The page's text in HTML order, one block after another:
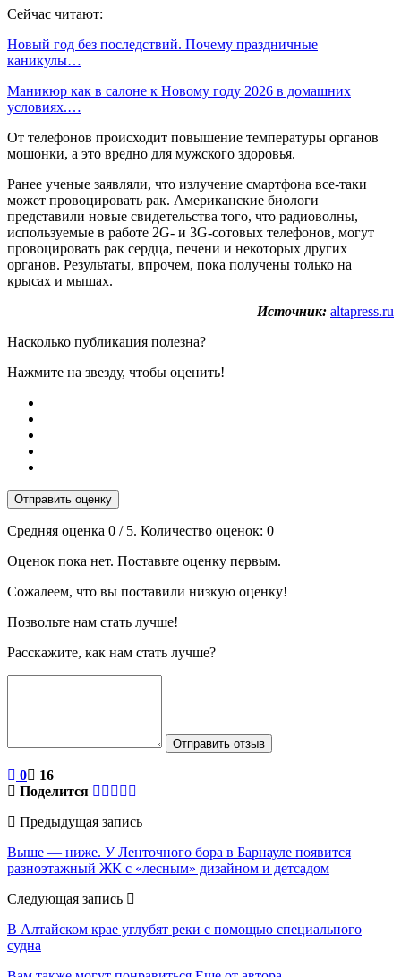
Сейчас читают:
Новый год без последствий. Почему праздничные
каникулы…
Маникюр как в салоне к Новому году 2026 в домашних
условиях.…
От телефонов происходит повышение температуры органов
мошонки, а это вредно для мужского здоровья.
Ранее ученые заявляли, что излучение смартфона все-таки
может провоцировать рак. Американские биологи
представили новые свидетельства того, что радиоволны,
используемые в работе 2G- и 3G-сотовых телефонов, могут
провоцировать рак сердца, печени и некоторых других
органов. Результаты, впрочем, пока получены только на
крысах и мышах.
Источник: altapress.ru
Насколько публикация полезна?
Нажмите на звезду, чтобы оценить!
Отправить оценку
Средняя оценка 0 / 5. Количество оценок: 0
Оценок пока нет. Поставьте оценку первым.
Сожалеем, что вы поставили низкую оценку!
Позвольте нам стать лучше!
Расскажите, как нам стать лучше?
Отправить отзыв
0
16
Поделится
Предыдущая запись
Выше — ниже. У Ленточного бора в Барнауле появится
разноэтажный ЖК с «лесным» дизайном и детсадом
Следующая запись
В Алтайском крае углубят реки с помощью специального
судна